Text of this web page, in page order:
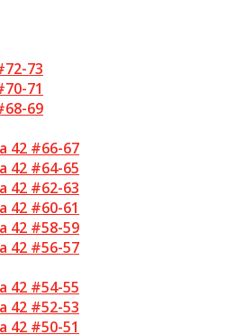
73
71
69
42 #66-67
42 #64-65
42 #62-63
42 #60-61
42 #58-59
42 #56-57
42 #54-55
42 #52-53
42 #50-51